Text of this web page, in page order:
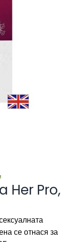
Her Pro,
се отнася за